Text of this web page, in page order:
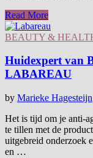
Read More
BEAUTY &
Huidexpert van
LABAREAU
by Marieke Hagesteijn
Het is tijd om je anti-
te tillen met de
uitgebreid onderzoek
en …